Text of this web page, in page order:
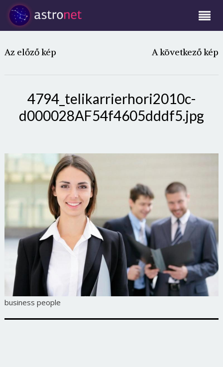
Az előző kép A következő kép
4794_telikarrierhori2010c-
d000028AF54f4605dddf5.jpg
business people